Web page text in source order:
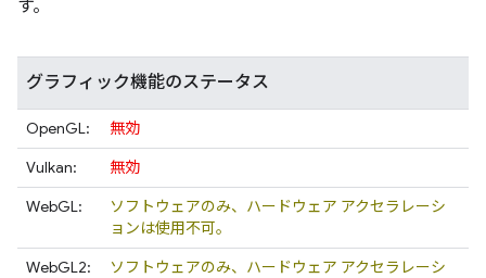
す。
グラフィック機能のステータス
OpenGL:
無効
Vulkan:
無効
WebGL:
ソフトウェアのみ、ハードウェア アクセラレーシ
ョンは使用不可。
WebGL2:
ソフトウェアのみ、ハードウェア アクセラレーシ